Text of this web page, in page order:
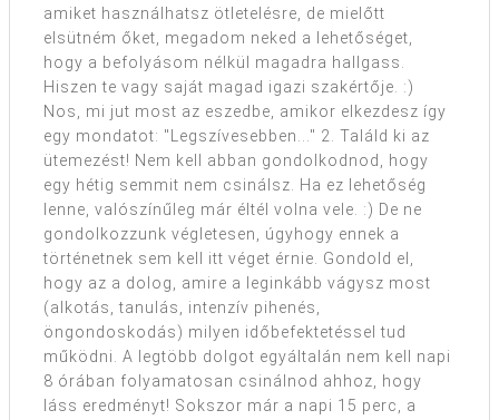
amiket használhatsz ötletelésre, de mielőtt
elsütném őket, megadom neked a lehetőséget,
hogy a befolyásom nélkül magadra hallgass.
Hiszen te vagy saját magad igazi szakértője. :)
Nos, mi jut most az eszedbe, amikor elkezdesz így
egy mondatot: "Legszívesebben..." 2. Találd ki az
ütemezést! Nem kell abban gondolkodnod, hogy
egy hétig semmit nem csinálsz. Ha ez lehetőség
lenne, valószínűleg már éltél volna vele. :) De ne
gondolkozzunk végletesen, úgyhogy ennek a
történetnek sem kell itt véget érnie. Gondold el,
hogy az a dolog, amire a leginkább vágysz most
(alkotás, tanulás, intenzív pihenés,
öngondoskodás) milyen időbefektetéssel tud
működni. A legtöbb dolgot egyáltalán nem kell napi
8 órában folyamatosan csinálnod ahhoz, hogy
láss eredményt! Sokszor már a napi 15 perc, a